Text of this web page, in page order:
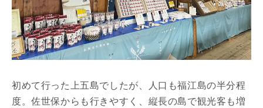
初めて行った上五島でしたが、人口も福江島の半分程
度。佐世保からも行きやすく、縦長の島で観光客も増